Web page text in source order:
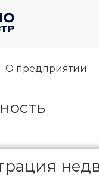
О предприятии